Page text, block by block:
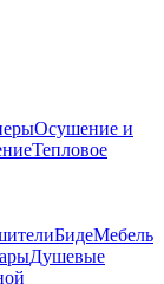
Осушение и
Тепловое
БидеМебель
Душевые